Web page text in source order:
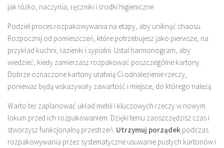
jak łóżko, naczynia, ręczniki i środki higieniczne.
Podziel proces rozpakowywania na etapy, aby uniknąć chaosu.
Rozpocznij od pomieszczeń, które potrzebujesz jako pierwsze, na
przykład kuchni, łazienki i sypialni. Ustal harmonogram, aby
wiedzieć, kiedy zamierzasz rozpakować poszczególne kartony.
Dobrze oznaczone kartony ułatwią Ci odnalezienie rzeczy,
ponieważ będą wskazywały zawartość i miejsce, do którego należą.
Warto też zaplanować układ mebli i kluczowych rzeczy w nowym
lokum przed ich rozpakowaniem. Dzięki temu zaoszczędzisz czas i
stworzysz funkcjonalną przestrzeń. Utrzymuj porządek podczas
rozpakowywania przez systematyczne usuwanie pustych kartonów i